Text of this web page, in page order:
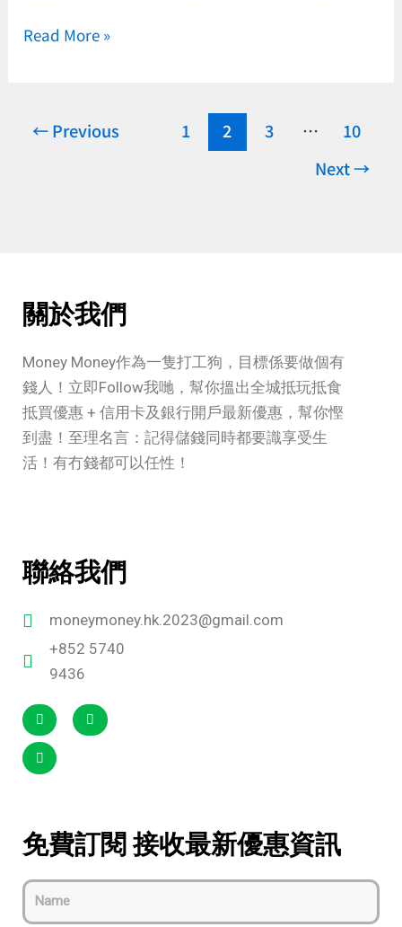
分！
約
4X
積
分！
積
分
可
使！
演
唱
獨
專
享
優
票！
久
免
Read More »
←Previous 1 2 3 …
10
Next→
關於我們
Money Money作為一隻打工狗，目標係要做個有
錢人！立即Follow我哋，幫你搵出全城抵玩抵食
抵買優惠 + 信用卡及銀行開戶最新優惠，幫你慳
到盡！至理名言：記得儲錢同時都要識享受生
活！有冇錢都可以任性！
聯絡我們
moneymoney.hk.2023@gmail.com
+852 5740
9436
免費訂閱 接收最新優惠資訊
Name